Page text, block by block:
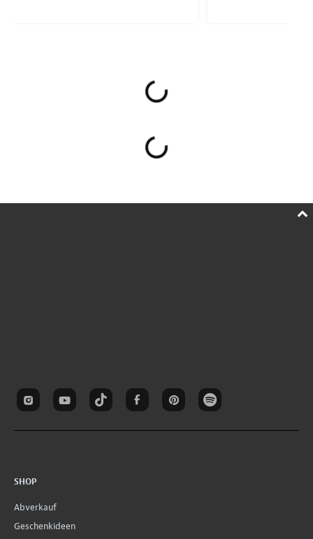
SHOP
Abverkauf
Geschenkideen